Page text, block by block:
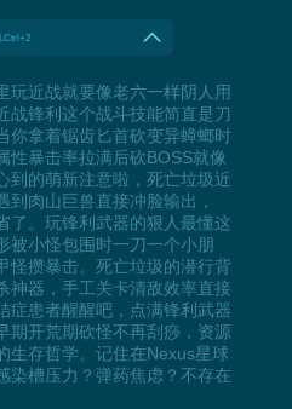
LCtrl+2
玩近战就要像老六一样阴人用
战锋利这个战斗技能简直是刀
你拿着锯齿匕首砍变异蟑螂时
性暴击率拉满后砍BOSS就像
到的萌新注意啦，死亡垃圾近
肉山巨兽直接冲脸输出，
了。玩锋利武器的狠人最懂这
被小怪包围时一刀一个小朋
怪攒暴击。死亡垃圾的潜行背
神器，手工关卡清敌效率直接
症患者醒醒吧，点满锋利武器
期开荒期砍怪不再刮痧，资源
生存哲学。记住在Nexus星球
染槽压力？弹药焦虑？不存在